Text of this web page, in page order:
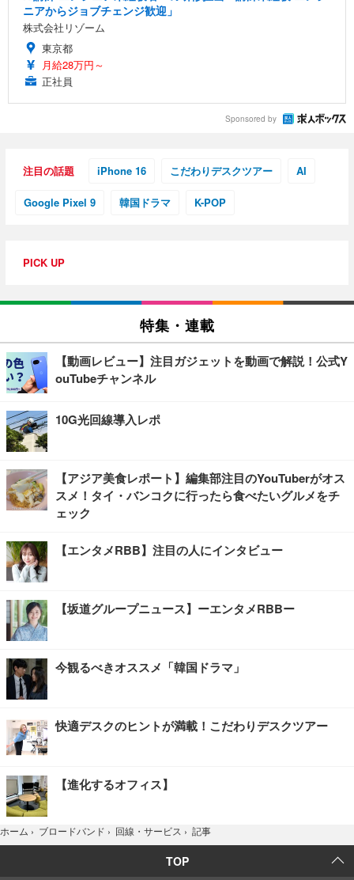
ニアからジョブチェンジ歓迎」
株式会社リゾーム
東京都
月給28万円～
正社員
Sponsored by
注目の話題 iPhone 16 こだわりデスクツアー AI
Google Pixel 9 韓国ドラマ K-POP
PICK UP
特集・連載
【動画レビュー】注目ガジェットを動画で解説！公式Y
ouTubeチャンネル
10G光回線導入レポ
【アジア美食レポート】編集部注目のYouTuberがオス
スメ！タイ・バンコクに行ったら食べたいグルメをチ
ェック
【エンタメRBB】注目の人にインタビュー
【坂道グループニュース】ーエンタメRBBー
今観るべきオススメ「韓国ドラマ」
快適デスクのヒントが満載！こだわりデスクツアー
【進化するオフィス】
ホーム › ブロードバンド › 回線・サービス › 記事
TOP